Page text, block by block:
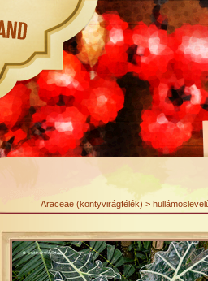
Araceae (kontyvirágfélék) >